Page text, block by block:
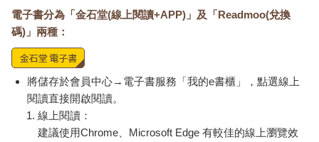
電子書分為「金石堂(線上閱讀+APP)」及「Readmoo(兌換
碼)」兩種：
將儲存於會員中心→電子書服務「我的e書櫃」，點選線上
閱讀直接開啟閱讀。
線上閱讀：
建議使用Chrome、Microsoft Edge 有較佳的線上瀏覽效